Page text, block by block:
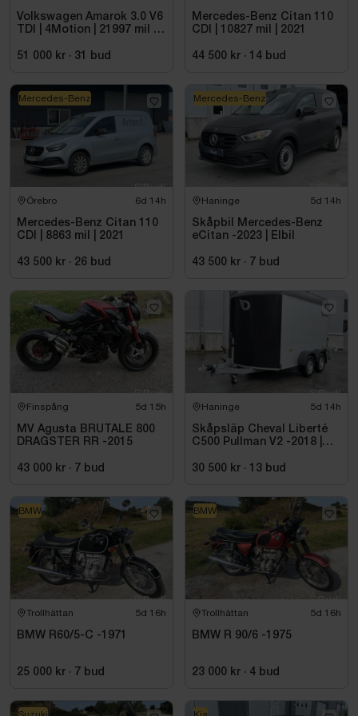
Volkswagen Amarok 3.0 V6
TDI | 4Motion | 21997 mil |
51 000 kr · 31 bud
Mercedes-Benz Citan 110
CDI | 10827 mil | 2021
44 500 kr · 14 bud
Örebro 6d 14h
Mercedes-Benz Citan 110
CDI | 8863 mil | 2021
43 500 kr · 26 bud
Mercedes-Benz
Haninge 5d 14h
Skåpbil Mercedes-Benz
eCitan -2023 | Elbil
43 500 kr · 7 bud
Mercedes-Benz
Finspång 5d 15h
MV Agusta BRUTALE 800
DRAGSTER RR -2015
43 000 kr · 7 bud
Haninge 5d 14h
Skåpsläp Cheval Liberté
C500 Pullman V2 -2018 |
30 500 kr · 13 bud
Trollhättan 5d 16h
BMW R60/5-C -1971
25 000 kr · 7 bud
BMW
Trollhättan 5d 16h
BMW R 90/6 -1975
23 000 kr · 4 bud
BMW